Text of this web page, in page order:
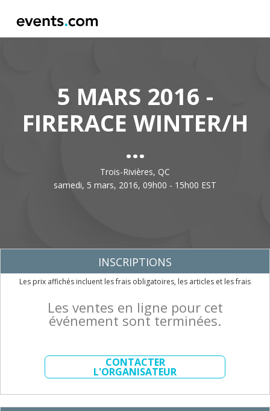
5 MARS 2016 -
FIRERACE WINTER/H
...
Trois-Rivières, QC
samedi, 5 mars, 2016, 09h00 - 15h00 EST
INSCRIPTIONS
Les prix affichés incluent les frais obligatoires, les articles et les frais
Les ventes en ligne pour cet
événement sont terminées.
CONTACTER
L'ORGANISATEUR